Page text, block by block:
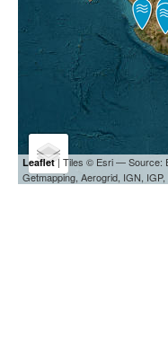
Leaflet| Tiles © Esri — Source:
Getmapping, Aerogrid, IGN,